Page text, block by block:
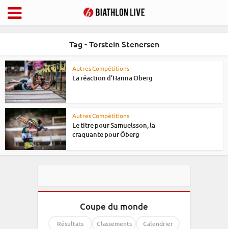
Tag - Torstein Stenersen
Autres Compétitions
La réaction d’Hanna Öberg
Autres Compétitions
Le titre pour Samuelsson, la
craquante pour Öberg
Coupe du monde
Résultats Classements Calendrier